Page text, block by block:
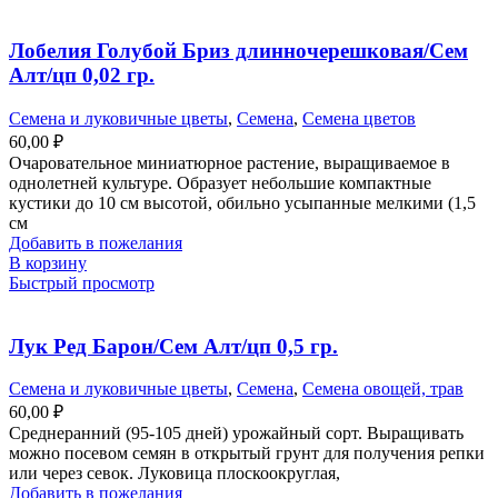
Лобелия Голубой Бриз длинночерешковая/Сем
Алт/цп 0,02 гр.
Семена и луковичные цветы, Семена, Семена цветов
60,00 ₽
Очаровательное миниатюрное растение, выращиваемое в
однолетней культуре. Образует небольшие компактные
кустики до 10 см высотой, обильно усыпанные мелкими (1,5
см
Добавить в пожелания
В корзину
Быстрый просмотр
Лук Ред Барон/Сем Алт/цп 0,5 гр.
Семена и луковичные цветы, Семена, Семена овощей, трав
60,00 ₽
Среднеранний (95-105 дней) урожайный сорт. Выращивать
можно посевом семян в открытый грунт для получения репки
или через севок. Луковица плоскоокруглая,
Добавить в пожелания